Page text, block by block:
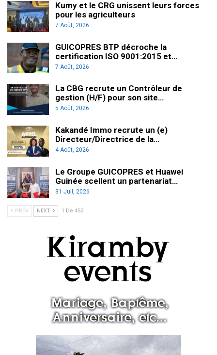
Kumy et le CRG unissent leurs forces
pour les agriculteurs
7 Août, 2026
GUICOPRES BTP décroche la
certification ISO 9001:2015 et…
7 Août, 2026
La CBG recrute un Contrôleur de
gestion (H/F) pour son site…
5 Août, 2026
Kakandé Immo recrute un (e)
Directeur/Directrice de la…
4 Août, 2026
Le Groupe GUICOPRES et Huawei
Guinée scellent un partenariat…
31 Juil, 2026
PREV NEXT 1 De 452